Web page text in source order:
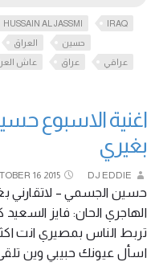
HUSSAIN AL JASSMI
IRAQ
العراق
حسين
عاش عراق
عراقي
اغنية الاسبوع
بغيري
16 2015 DJ EDDIE
حسين الجسمي – لاتقارني
الهاجري الحان: فايز السعيد
تربط الناس بمصيري انت
اسأل عيونك حبيبي وين